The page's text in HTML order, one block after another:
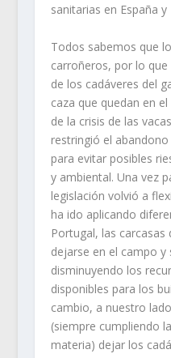
sanitarias en España y
Todos sabemos que
carroñeros, por lo
de los cadáveres del
caza que quedan en
de la crisis de las
restringió el
para evitar posibles
y ambiental. Una vez
legislación volvió a
ha ido aplicando
Portugal, las carcasas
dejarse en el campo
disminuyendo los
disponibles para los
cambio, a nuestro
(siempre cumpliendo
materia) dejar los